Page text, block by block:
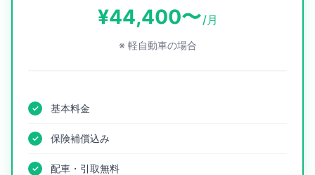
¥44,400〜/月
※ 軽自動車の場合
基本料金
保険補償込み
配車・引取無料